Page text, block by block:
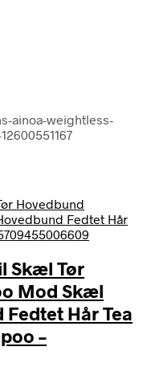
ainoa-weightless-
Skæl Tør
Mod Skæl
Hår Tea
–